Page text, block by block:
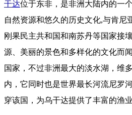
干达位于东非，是非洲大陆内的一
自然资源和悠久的历史文化,与肯尼
刚果民主共和国和南苏丹等国家接
源、美丽的景色和多样化的文化而
国家，不过非洲最大的淡水湖，维
内，它同时也是世界最长河流尼罗
穿该国，为乌干达提供了丰富的渔业